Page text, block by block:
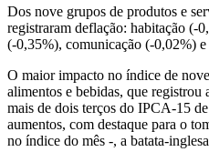
Dos nove grupos de produtos e
registraram deflação: habitação (-
(-0,35%), comunicação (-0,02%)
O maior impacto no índice de
alimentos e bebidas, que
mais de dois terços do IPCA-15
aumentos, com destaque para o
no índice do mês -, a batata-